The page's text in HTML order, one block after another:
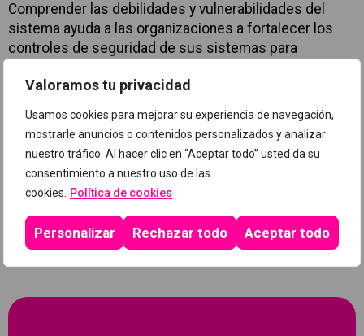
Valoramos tu privacidad
Usamos cookies para mejorar su experiencia de navegación,
mostrarle anuncios o contenidos personalizados y analizar
nuestro tráfico. Al hacer clic en “Aceptar todo” usted da su
consentimiento a nuestro uso de las
cookies.
Política de cookies
Personalizar Rechazar todo Aceptar todo
Programa
Comprender las debilidades y vulnerabilidades del
sistema ayuda a las organizaciones a fortalecer los
controles de seguridad de sus sistemas para